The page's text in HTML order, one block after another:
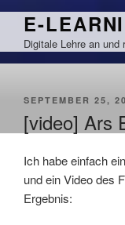
Zum
springen
E-
Digitale Lehre an
VERÖFFENTLICHT
SEPTEMBER 25,
[video] Ars
Ich habe einfach
und ein Video des
Ergebnis: